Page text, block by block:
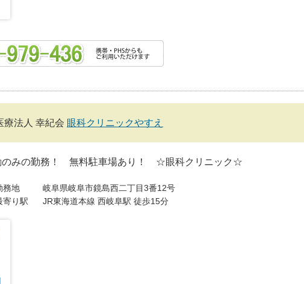
療法人 幸紀会 眼科クリニックやすえ
のみの勤務！ 無料駐車場あり！ ☆眼科クリニック☆
務地
岐阜県岐阜市鏡島西二丁目3番12号
寄り駅
JR東海道本線 西岐阜駅 徒歩15分